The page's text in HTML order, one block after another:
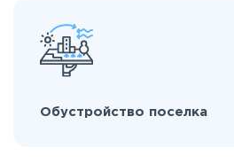
Обустройство поселка